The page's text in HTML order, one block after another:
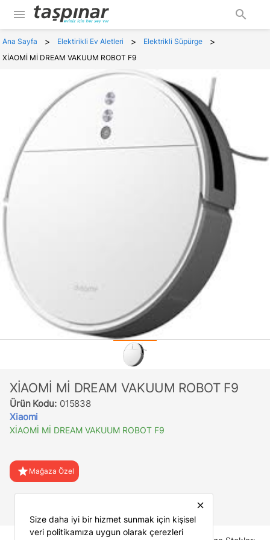
menu search
Ana Sayfa > Elektirikli Ev Aletleri > Elektrikli Süpürge >
XİAOMİ Mİ DREAM VAKUUM ROBOT F9
XİAOMİ Mİ DREAM VAKUUM ROBOT F9
Ürün Kodu: 015838
Xiaomi
XİAOMİ Mİ DREAM VAKUUM ROBOT F9
star Mağaza Özel
close
Size daha iyi bir hizmet sunmak için kişisel
veri politikamıza uygun olarak çerezleri